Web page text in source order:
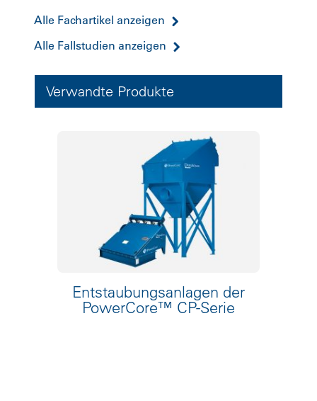
Alle Fachartikel anzeigen
Alle Fallstudien anzeigen
Verwandte Produkte
Entstaubungsanlagen der
PowerCore™ CP-Serie